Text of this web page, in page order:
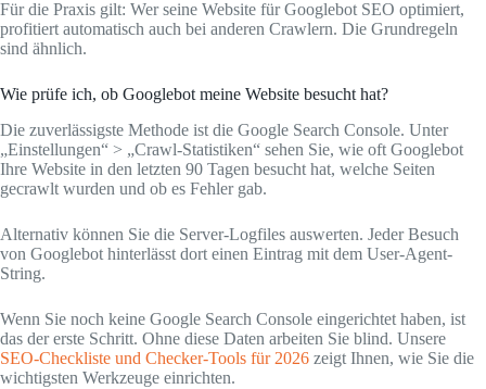
Für die Praxis gilt: Wer seine Website für Googlebot SEO optimiert,
profitiert automatisch auch bei anderen Crawlern. Die Grundregeln
sind ähnlich.
Wie prüfe ich, ob Googlebot meine Website besucht hat?
Die zuverlässigste Methode ist die Google Search Console. Unter
„Einstellungen“ > „Crawl-Statistiken“ sehen Sie, wie oft Googlebot
Ihre Website in den letzten 90 Tagen besucht hat, welche Seiten
gecrawlt wurden und ob es Fehler gab.
Alternativ können Sie die Server-Logfiles auswerten. Jeder Besuch
von Googlebot hinterlässt dort einen Eintrag mit dem User-Agent-
String.
Wenn Sie noch keine Google Search Console eingerichtet haben, ist
das der erste Schritt. Ohne diese Daten arbeiten Sie blind. Unsere
SEO-Checkliste und Checker-Tools für 2026 zeigt Ihnen, wie Sie die
wichtigsten Werkzeuge einrichten.